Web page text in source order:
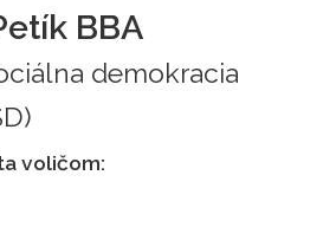
BBA
demokracia
voličom: